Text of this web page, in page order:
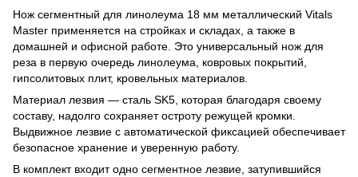
Нож сегментный для линолеума 18 мм металлический Vitals
Master применяется на стройках и складах, а также в
домашней и офисной работе. Это универсальный нож для
реза в первую очередь линолеума, ковровых покрытий,
гипсолитовых плит, кровельных материалов.
Материал лезвия — сталь SK5, которая благодаря своему
составу, надолго сохраняет остроту режущей кромки.
Выдвижное лезвие с автоматической фиксацией обеспечивает
безопасное хранение и уверенную работу.
В комплект входит одно сегментное лезвие, затупившийся